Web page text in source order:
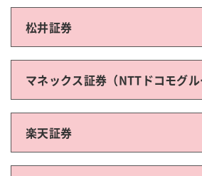
松井証券
マネックス証券（NTTドコモグル
楽天証券